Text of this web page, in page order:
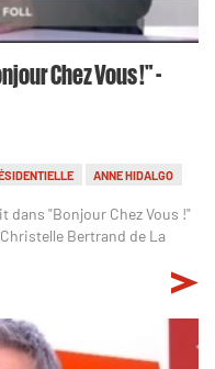
Chez Vous !" -
ANNE HIDALGO
dans "Bonjour Chez Vous !"
Bertrand de La